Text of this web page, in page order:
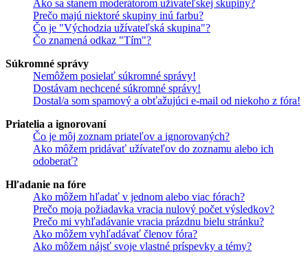
Ako sa stanem moderátorom užívateľskej skupiny?
Prečo majú niektoré skupiny inú farbu?
Čo je "Východzia užívateľská skupina"?
Čo znamená odkaz "Tím"?
Súkromné správy
Nemôžem posielať súkromné správy!
Dostávam nechcené súkromné správy!
Dostal/a som spamový a obťažujúci e-mail od niekoho z fóra!
Priatelia a ignorovaní
Čo je môj zoznam priateľov a ignorovaných?
Ako môžem pridávať užívateľov do zoznamu alebo ich
odoberať?
Hľadanie na fóre
Ako môžem hľadať v jednom alebo viac fórach?
Prečo moja požiadavka vracia nulový počet výsledkov?
Prečo mi vyhľadávanie vracia prázdnu bielu stránku?
Ako môžem vyhľadávať členov fóra?
Ako môžem nájsť svoje vlastné príspevky a témy?